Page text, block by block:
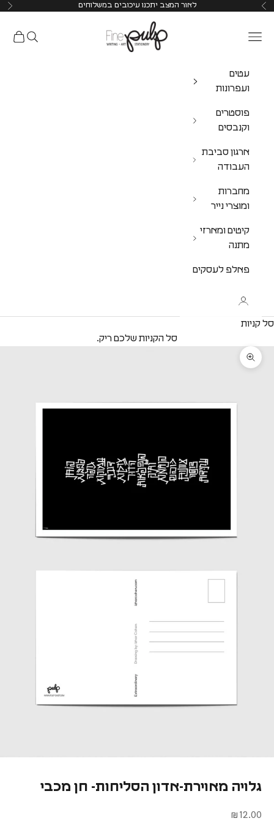
לאור המצב יתכנו עיכובים במשלוחים
Pulp Shop
עטים
ועפרונות
פוסטרים
וקנבסים
ארגון סביבת
העבודה
מחברות
ומוצרי נייר
קיטים ומארזי
מתנה
פאלפ לעסקים
סל קניות
סל הקניות שלכם ריק.
גלויה מאוירת-אדון הסליחות- חן מכבי
מחיר מבצע
12.00 ₪